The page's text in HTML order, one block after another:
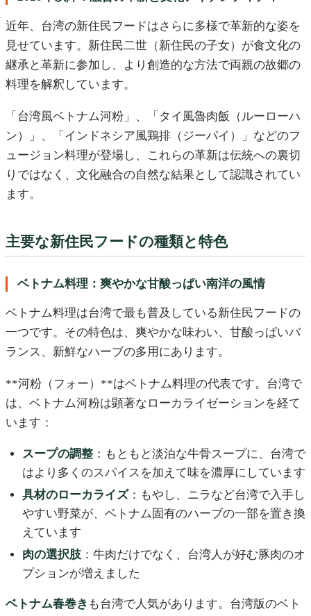
近年、台湾の新住民フードはさらに多様で革新的な姿を
見せています。新住民二世（新住民の子女）が食文化の
継承と革新に参加し、より創造的な方法で両親の故郷の
料理を解釈しています。
「台湾風ベトナム河粉」、「タイ風魯肉飯（ルーローハ
ン）」、「インドネシア風鶏排（ジーパイ）」などのフ
ュージョン料理が登場し、これらの革新は伝統への裏切
りではなく、文化融合の自然な結果として認識されてい
ます。
主要な新住民フードの種類と特色
ベトナム料理：爽やかな甘酸っぱい南洋の風情
ベトナム料理は台湾で最も普及している新住民フードの
一つです。その特色は、爽やかな味わい、甘酸っぱいバ
ランス、新鮮なハーブの多用にあります。
**河粉（フォー）**はベトナム料理の代表です。台湾で
は、ベトナム河粉は顕著なローカライゼーションを経て
います：
スープの調整 ：もともと淡泊な牛骨スープに、台湾で
はより多くのスパイスを加えて味を濃厚にしています
具材のローカライズ：もやし、ニラなど台湾で入手し
やすい野菜が、ベトナム固有のハーブの一部を置き換
えています
肉の選択肢 ：牛肉だけでなく、台湾人が好む豚肉のオ
プションが増えました
ベトナム春巻き も台湾で人気があります。台湾版のベト